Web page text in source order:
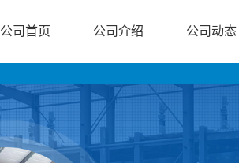
公司首页 公司介绍 公司动态